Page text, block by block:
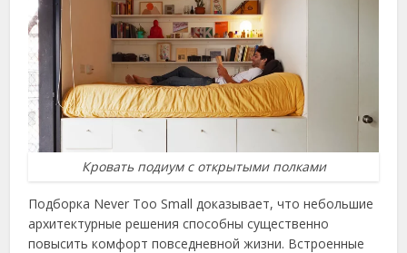
Кровать подиум с открытыми полками
Подборка Never Too Small доказывает, что небольшие
архитектурные решения способны существенно
повысить комфорт повседневной жизни. Встроенные